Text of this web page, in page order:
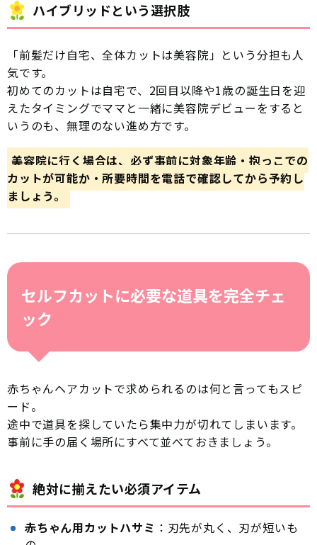
ハイブリッドという選択肢
「前髪だけ自宅、全体カットは美容院」という分担も人
気です。
初めてのカットは自宅で、2回目以降や1歳の誕生日を迎
えたタイミングでママと一緒に美容院デビューをすると
いうのも、無理のない進め方です。
美容院に行く場合は、必ず事前に対象年齢・抱っこでの
カットが可能か・所要時間を電話で確認してから予約し
ましょう。
セルフカットに必要な道具を完全チェ
ック
赤ちゃんヘアカットで求められるのは何と言ってもスピ
ード。
途中で道具を探していたら集中力が切れてしまいます。
事前に手の届く場所にすべて並べておきましょう。
絶対に揃えたい必須アイテム
赤ちゃん用カットハサミ ：刃先が丸く、刃が短いも